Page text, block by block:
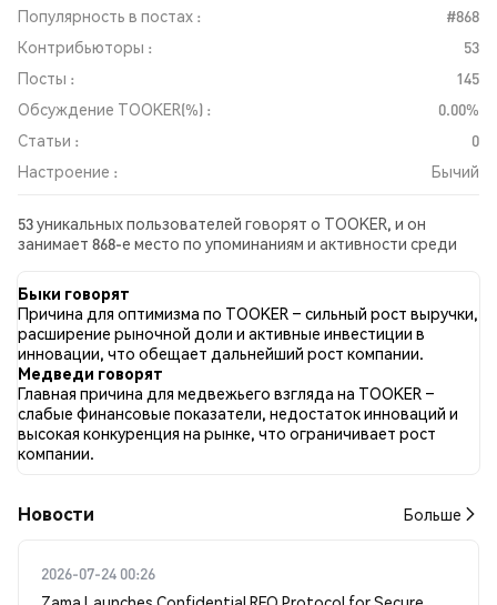
Популярность в постах :
#868
Контрибьюторы :
53
Посты :
145
Обсуждение TOOKER(%) :
0.00%
Статьи :
0
Настроение :
Бычий
53 уникальных пользователей говорят о TOOKER, и он
занимает 868-е место по упоминаниям и активности среди
отношении TOOKER во всех социальных сетях было Бычий.
Всего было опубликовано 0 новостных статей о TOOKER. В
Twitter 29.66% твитов имели бычий настрой по сравнению с
6.90% твитов с медвежьим настроем по TOOKER. 63.45%
твитов были нейтральными по отношению к TOOKER. Эти
данные основаны на 145 твитах.
Быки говорят
Причина для оптимизма по TOOKER – сильный рост выручки,
расширение рыночной доли и активные инвестиции в
инновации, что обещает дальнейший рост компании.
Медведи говорят
Главная причина для медвежьего взгляда на TOOKER –
слабые финансовые показатели, недостаток инноваций и
высокая конкуренция на рынке, что ограничивает рост
компании.
Новости Больше
2026-07-24 00:26